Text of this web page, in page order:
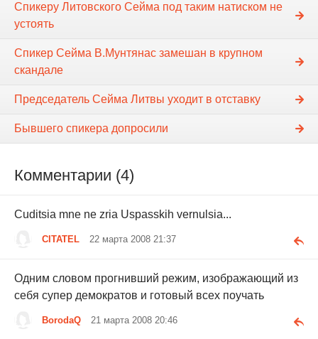
Спикеру Литовского Сейма под таким натиском не
устоять
Спикер Сейма В.Мунтянас замешан в крупном
скандале
Председатель Сейма Литвы уходит в отставку
Бывшего спикера допросили
Комментарии (4)
Cuditsia mne ne zria Uspasskih vernulsia...
CITATEL 22 марта 2008 21:37
Одним словом прогнивший режим, изображающий из
себя супер демократов и готовый всех поучать
BorodaQ 21 марта 2008 20:46